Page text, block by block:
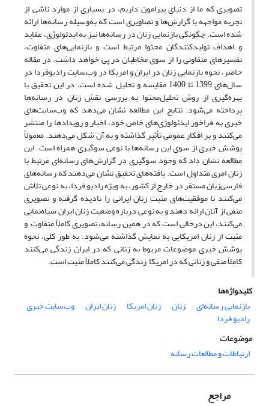
تصویری که ما از دنیای پیرامون داریم، در بسیاری از موارد ناشی از
تجربه مواجهه با گزارش‌ها و تصاویری است که به‌وسیله رسانه‌ها ارائه
شده است. چگونگی بازنمایی زنان در رسانه‌ها نیز به ایدئولوژی، عقاید
و اهداف تولیدکنندگان محتوا مرتبط است و بازنمایی‌های متفاوت،
تفسیرهای متفاوتی را از سوی مخاطبان در پی خواهد داشت. در مقاله
حاضر، نحوه بازنمایی زنان در ایران و امریکا در وب‌سایت رادیوفردا در
سال‌های 1399 تا 1400 مقایسه و تحلیل شده است. در این تحقیق با
بهره‌گیری از روش تحلیل‌محتوا به بررسی نقش زنان در رسانه‌ها
پرداخته می‌شود. نتایج این مطالعه نشان می‌دهد که وب‌سایت‌های
خبری به فراخور ایدئولوژی‌های خاص خود، اخبار و رویدادها را منتشر
می‌کنند و بر افکار عمومی تأثیر گذاشته و به آن شکل می‌دهند. معمولاً
پوشش خبری از سوی این رسانه‌ها با نوعی سوگیری همراه است. این
مطالعه نشان داد که وجود سوگیری در گزارش‌های رسانه‌ای مرتبط با
زنان امری متداول است. یافته‌های تحقیق نشان می‌دهند که رسانه‌های
فارسی‌زبان مستقر در خارج از کشور، به ویژه رادیو فردا، به نوعی تلاش
می‌کنند تا موفقیت‌های مثبت زنان ایرانی را نادیده گرفته و تصویری
منفی از آنان ارائه دهند و به نوعی درباره وضعیت زنان ایران سیاه‌نمایی
می‌کنند، این در‌حالی است که در همین رسانه، تصویری کاملاً متفاوت و
مثبت از زنان امریکایی به نمایش گذاشته می‌شود. به طور کلی، نحوه
پوشش خبری موضوعات مربوط به زنانی که در ایران زندگی می‌کنند
کاملاً منفی و زنانی که در امریکا زندگی می‌کنند کاملاً مثبت است.
کلیدواژه‌ها
بازنمایی رسانه‌ای
زنان زنان امریکا زنان ایران وب‌سایت‌ خبری
رادیو فردا
موضوعات
ارتباطات و مطالعات رسانه
مراجع